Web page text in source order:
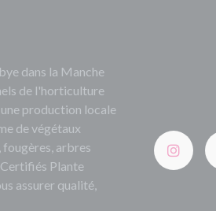
dans la Manche
de l'horticulture
production locale
de végétaux
fougères, arbres
Plante
assurer qualité,